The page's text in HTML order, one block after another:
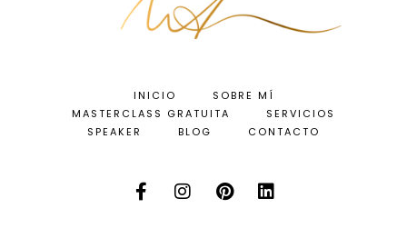
INICIO
SOBRE MÍ
MASTERCLASS GRATUITA
SERVICIOS
SPEAKER
BLOG CONTACTO